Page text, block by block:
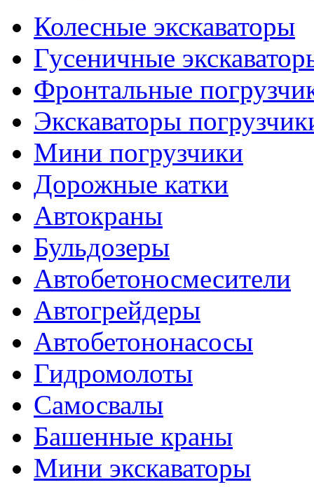
Колесные экскаваторы
Гусеничные
Фронтальные
Экскаваторы
Мини погрузчики
Дорожные катки
Автокраны
Бульдозеры
Автобетоносмесители
Автогрейдеры
Автобетононасосы
Гидромолоты
Самосвалы
Башенные краны
Мини экскаваторы